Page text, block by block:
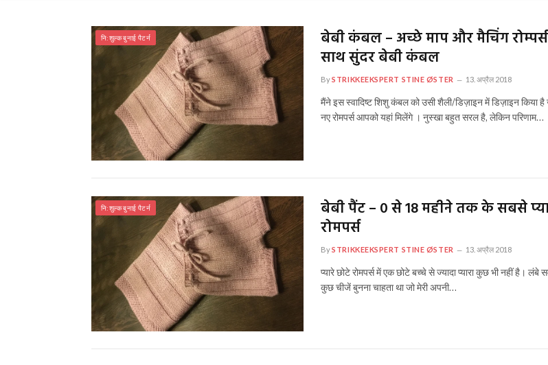
नि:शुल्क बुनाई पैटर्न
बेबी कंबल – अच्छे माप और मैचिंग
साथ सुंदर बेबी कंबल
BySTRIKKEEKSPERT STINE ØSTER 13. अप्रैल 2018
मैंने इस स्वादिष्ट शिशु कंबल को उसी शैली/डिज़ाइन में डिज़ाइन किया
नए रोमपर्स आपको यहां मिलेंगे । नुस्खा बहुत सरल है, लेकिन परिणाम…
नि:शुल्क बुनाई पैटर्न
बेबी पैंट – 0 से 18 महीने तक के सबसे
रोमपर्स
BySTRIKKEEKSPERT STINE ØSTER 13. अप्रैल 2018
प्यारे छोटे रोमपर्स में एक छोटे बच्चे से ज्यादा प्यारा कुछ भी नहीं है। लंबे
कुछ चीजें बुनना चाहता था जो मेरी अपनी…